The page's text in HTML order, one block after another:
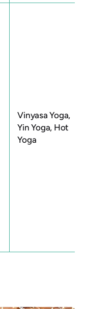
Vinyasa Yoga,
Yin Yoga, Hot
Yoga